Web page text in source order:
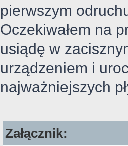
pierwszym
Oczekiwałem na
usiądę w
urządzeniem i
najważniejszych
Załącznik: